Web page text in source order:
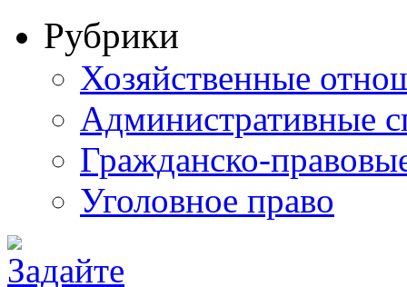
Рубрики
Хозяйственные
Административные
Гражданско-
Уголовное право